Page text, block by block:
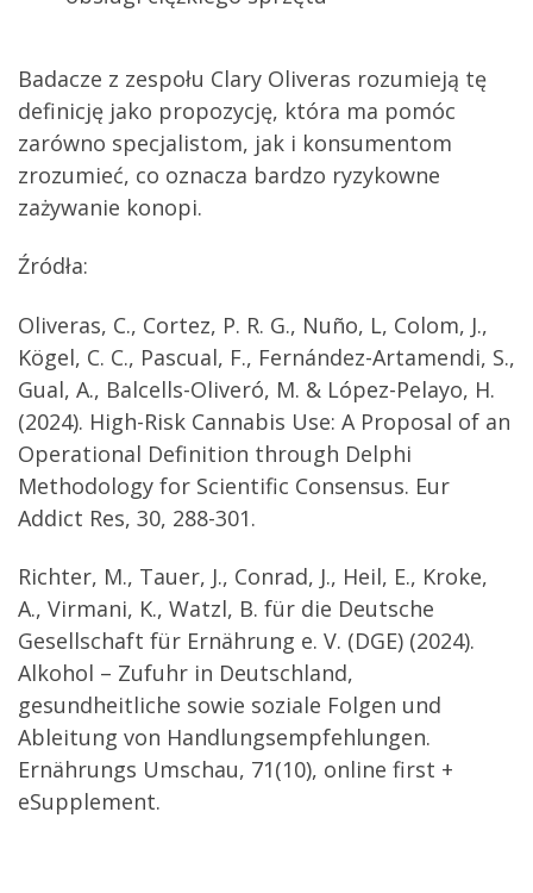
Badacze z zespołu Clary Oliveras rozumieją tę
definicję jako propozycję, która ma pomóc
zarówno specjalistom, jak i konsumentom
zrozumieć, co oznacza bardzo ryzykowne
zażywanie konopi.
Źródła:
Oliveras, C., Cortez, P. R. G., Nuño, L, Colom, J.,
Kögel, C. C., Pascual, F., Fernández-Artamendi, S.,
Gual, A., Balcells-Oliveró, M. & López-Pelayo, H.
(2024). High-Risk Cannabis Use: A Proposal of an
Operational Definition through Delphi
Methodology for Scientific Consensus. Eur
Addict Res, 30, 288-301.
Richter, M., Tauer, J., Conrad, J., Heil, E., Kroke,
A., Virmani, K., Watzl, B. für die Deutsche
Gesellschaft für Ernährung e. V. (DGE) (2024).
Alkohol – Zufuhr in Deutschland,
gesundheitliche sowie soziale Folgen und
Ableitung von Handlungsempfehlungen.
Ernährungs Umschau, 71(10), online first +
eSupplement.